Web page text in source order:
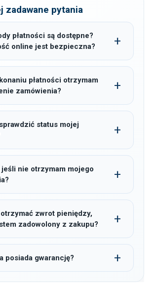
zadawane pytania
płatności są dostępne?
online jest bezpieczna?
płatności otrzymam
zamówienia?
status mojej
nie otrzymam mojego
zwrot pieniędzy,
zadowolony z zakupu?
posiada gwarancję?